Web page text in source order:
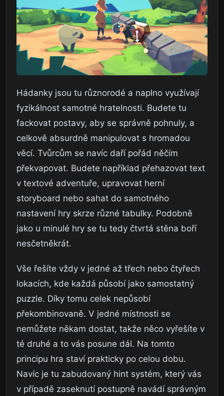
Hádanky jsou tu různorodé a naplno využívají
fyzikálnost samotné hratelnosti. Budete tu
fackovat postavy, aby se správně pohnuly, a
celkově absurdně manipulovat s hromadou
věcí. Tvůrcům se navíc daří pořád něčím
překvapovat. Budete například přehazovat text
v textové adventuře, upravovat herní
storyboard nebo sahat do samotného
nastavení hry skrze různé tabulky. Podobně
jako u minulé hry se tu tedy čtvrtá stěna boří
nesčetněkrát.
Vše řešíte vždy v jedné až třech nebo čtyřech
lokacích, kde každá působí jako samostatný
puzzle. Díky tomu celek nepůsobí
překombinovaně. V jedné místnosti se
nemůžete někam dostat, takže něco vyřešíte v
té druhé a to vás posune dál. Na tomto
principu hra staví prakticky po celou dobu.
Navíc je tu zabudovaný hint systém, který vás
v případě zaseknutí postupně navádí správným